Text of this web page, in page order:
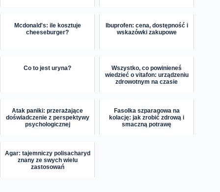
Mcdonald's: ile kosztuje
cheeseburger?
Ibuprofen: cena, dostępność i
wskazówki zakupowe
Co to jest uryna?
Wszystko, co powinieneś
wiedzieć o vitafon: urządzeniu
zdrowotnym na czasie
Atak paniki: przerażające
doświadczenie z perspektywy
psychologicznej
Fasolka szparagowa na
kolację: jak zrobić zdrową i
smaczną potrawę
Agar: tajemniczy polisacharyd
znany ze swych wielu
zastosowań